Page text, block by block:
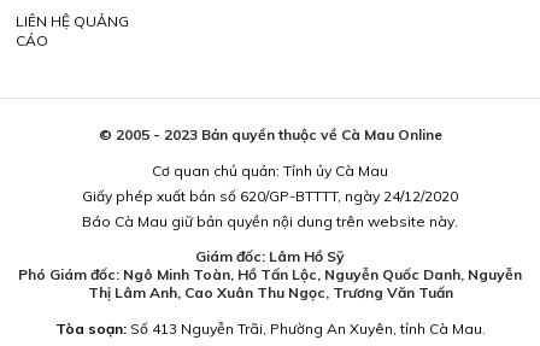
LIÊN HỆ QUẢNG
CÁO
© 2005 - 2023 Bản quyền thuộc về Cà Mau Online
Cơ quan chủ quản: Tỉnh ủy Cà Mau
Giấy phép xuất bản số 620/GP-BTTTT, ngày 24/12/2020
Báo Cà Mau giữ bản quyền nội dung trên website này.
Giám đốc: Lâm Hồ Sỹ
Phó Giám đốc: Ngô Minh Toàn, Hồ Tấn Lộc, Nguyễn Quốc Danh, Nguyễn
Thị Lâm Anh, Cao Xuân Thu Ngọc, Trương Văn Tuấn
Tòa soạn:Số 413 Nguyễn Trãi, Phường An Xuyên, tỉnh Cà Mau.